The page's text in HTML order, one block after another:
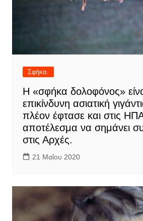
Σφήκα.
Η «σφήκα δολοφόνος»
επικίνδυνη ασιατική
πλέον έφτασε και στις
αποτέλεσμα να σημάνει
στις Αρχές.
21 Μαΐου 2020